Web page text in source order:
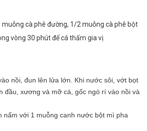
cà phê đường, 1/2 muỗng cà phê bột
vòng 30 phút để cá thấm gia vị.
nồi, đun lên lửa lớn. Khi nước sôi, vớt bọt
đầu, xương và mỡ cá, gốc ngò rí vào nồi và
nấm với 1 muỗng canh nước bột mì pha